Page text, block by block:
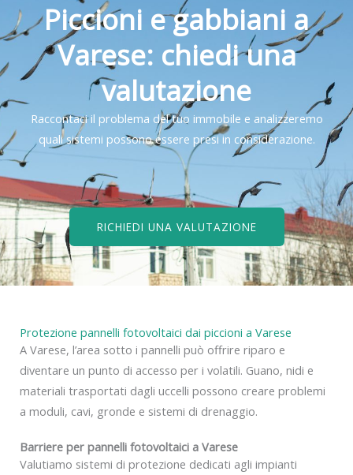
Piccioni e gabbiani a
Varese: chiedi una
valutazione
Raccontaci il problema del tuo immobile e analizzeremo
quali sistemi possono essere presi in considerazione.
RICHIEDI UNA VALUTAZIONE
Protezione pannelli fotovoltaici dai piccioni a Varese
A Varese, l’area sotto i pannelli può offrire riparo e
diventare un punto di accesso per i volatili. Guano, nidi e
materiali trasportati dagli uccelli possono creare problemi
a moduli, cavi, gronde e sistemi di drenaggio.
Barriere per pannelli fotovoltaici a Varese
Valutiamo sistemi di protezione dedicati agli impianti